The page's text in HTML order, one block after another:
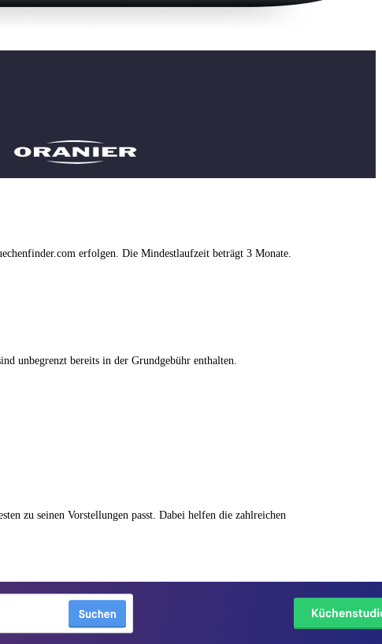
erfolgen. Die Mindestlaufzeit beträgt 3 Monate.
unbegrenzt bereits in der Grundgebühr enthalten.
zu seinen Vorstellungen passt. Dabei helfen die zahlreichen